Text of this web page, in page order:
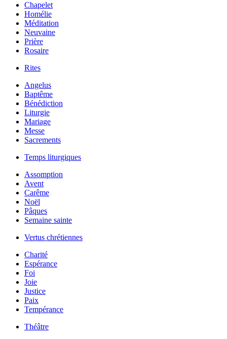
Chapelet
Homélie
Méditation
Neuvaine
Prière
Rosaire
Rites
Angelus
Baptême
Bénédiction
Liturgie
Mariage
Messe
Sacrements
Temps liturgiques
Assomption
Avent
Carême
Noël
Pâques
Semaine sainte
Vertus chrétiennes
Charité
Espérance
Foi
Joie
Justice
Paix
Tempérance
Théâtre